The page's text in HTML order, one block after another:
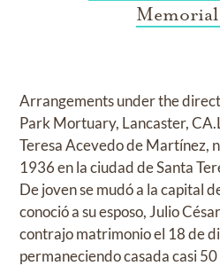
Arrangements under the
Park Mortuary, Lancaster,
Teresa Acevedo de Martínez,
1936 en la ciudad de Santa
De joven se mudó a la capital
conoció a su esposo, Julio
contrajo matrimonio el 18 de
permaneciendo casada casi 50